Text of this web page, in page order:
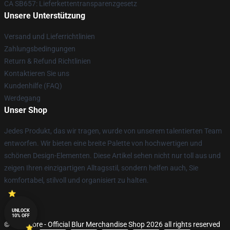
CA SB657: Lieferkettentransparenzgesetz
Unsere Unterstützung
Versand und Lieferrichtlinien
Zahlungsbedingungen
Return & Refund Richtlinien
Kontaktieren Sie uns
Kundenhilfe (FAQ)
Werdegang
Unser Shop
Jedes Produkt, das wir tragen, wurde von unserem talentierten Team
entworfen. Wir bieten eine breite Palette von hochwertigen und
schönen Design-Elementen. Diese Artikel sehen nicht nur toll aus und
zeigen Ihren einzigartigen Alltagsstil, sondern helfen auch, Sie
komfortabel, stilvoll und organisiert zu halten.
© Blur Store - Official Blur Merchandise Shop 2026 all rights reserved
UNLOCK
10% OFF